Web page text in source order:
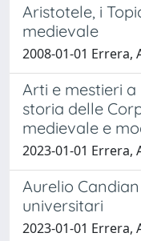
Aristotele, i
medievale
2008-01-01 Errera,
Arti e mestieri
storia delle
medievale e
2023-01-01 Errera,
Aurelio
universitari
2023-01-01 Errera,